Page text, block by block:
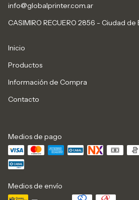
info@globalprinter.com.ar
CASIMIRO RECUERO 2856 - Ciudad de
Inicio
Productos
Información de Compra
Contacto
Medios de pago
Medios de envío